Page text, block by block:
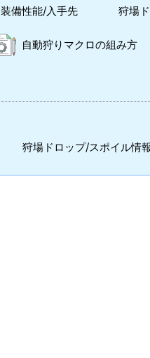
装備性能/入手先 狩場
自動狩りマクロの組み方
狩場ドロップ/スポイル情